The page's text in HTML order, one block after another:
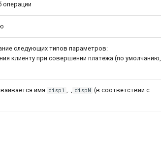
операции
следующих типов параметров:
клиенту при совершении платежа (по умолчанию,
имя disp1 ,.., dispN (в соответствии с